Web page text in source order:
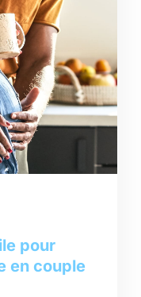
pour
en couple